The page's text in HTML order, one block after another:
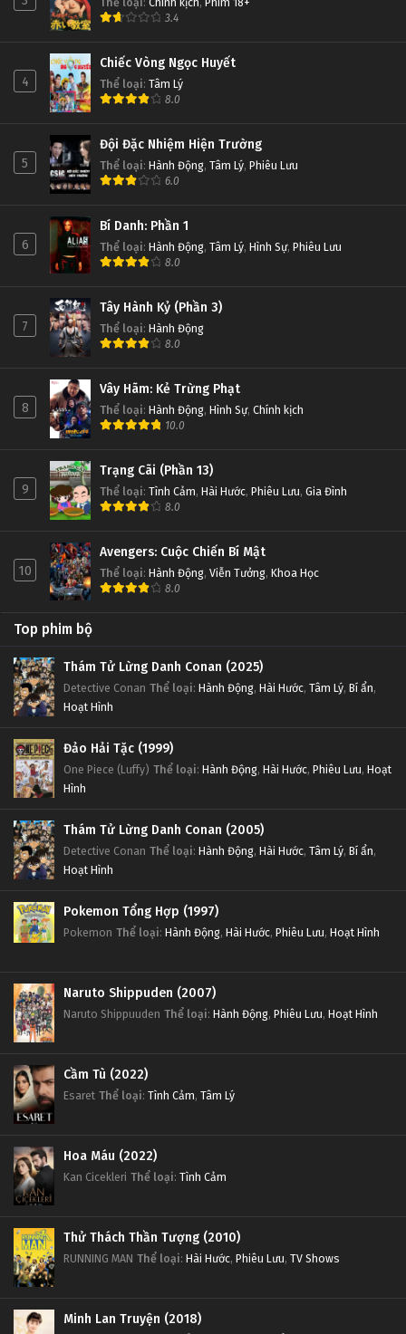
3.4
4
Chiếc Vòng Ngọc Huyết
Thể loại: Tâm Lý
8.0
5
Đội Đặc Nhiệm Hiện Trường
Thể loại: Hành Động, Tâm Lý, Phiêu Lưu
6.0
6
Bí Danh: Phần 1
Thể loại: Hành Động, Tâm Lý, Hình Sự, Phiêu Lưu
8.0
7
Tây Hành Kỷ (Phần 3)
Thể loại: Hành Động
8.0
8
Vây Hãm: Kẻ Trừng Phạt
Thể loại: Hành Động, Hình Sự, Chính kịch
10.0
9
Trạng Cãi (Phần 13)
Thể loại: Tình Cảm, Hài Hước, Phiêu Lưu, Gia Đình
8.0
10
Avengers: Cuộc Chiến Bí Mật
Thể loại: Hành Động, Viễn Tưởng, Khoa Học
8.0
Top phim bộ
Thám Tử Lừng Danh Conan (2025)
Detective Conan Thể loại: Hành Động, Hài Hước, Tâm Lý, Bí ẩn,
Hoạt Hình
Đảo Hải Tặc (1999)
One Piece (Luffy) Thể loại: Hành Động, Hài Hước, Phiêu Lưu, Hoạt
Hình
Thám Tử Lừng Danh Conan (2005)
Detective Conan Thể loại: Hành Động, Hài Hước, Tâm Lý, Bí ẩn,
Hoạt Hình
Pokemon Tổng Hợp (1997)
Pokemon Thể loại: Hành Động, Hài Hước, Phiêu Lưu, Hoạt Hình
Naruto Shippuden (2007)
Naruto Shippuuden Thể loại: Hành Động, Phiêu Lưu, Hoạt Hình
Cầm Tù (2022)
Esaret Thể loại: Tình Cảm, Tâm Lý
Hoa Máu (2022)
Kan Cicekleri Thể loại: Tình Cảm
Thử Thách Thần Tượng (2010)
RUNNING MAN Thể loại: Hài Hước, Phiêu Lưu, TV Shows
Minh Lan Truyện (2018)